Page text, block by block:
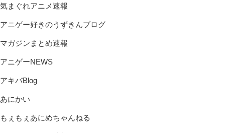
気まぐれアニメ速報
アニゲー好きのうずきんブログ
マガジンまとめ速報
アニゲーNEWS
アキバBlog
あにかい
もぇもぇあにめちゃんねる